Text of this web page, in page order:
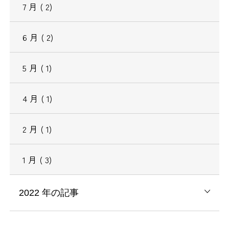
7 月 ( 2)
6 月 ( 2)
5 月 ( 1)
4 月 ( 1)
2 月 ( 1)
1 月 ( 3)
2022 年の記事